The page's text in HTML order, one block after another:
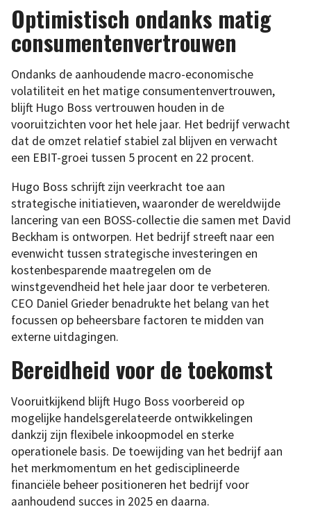
Optimistisch ondanks matig
consumentenvertrouwen
Ondanks de aanhoudende macro-economische
volatiliteit en het matige consumentenvertrouwen,
blijft Hugo Boss vertrouwen houden in de
vooruitzichten voor het hele jaar. Het bedrijf verwacht
dat de omzet relatief stabiel zal blijven en verwacht
een EBIT-groei tussen 5 procent en 22 procent.
Hugo Boss schrijft zijn veerkracht toe aan
strategische initiatieven, waaronder de wereldwijde
lancering van een BOSS-collectie die samen met David
Beckham is ontworpen. Het bedrijf streeft naar een
evenwicht tussen strategische investeringen en
kostenbesparende maatregelen om de
winstgevendheid het hele jaar door te verbeteren.
CEO Daniel Grieder benadrukte het belang van het
focussen op beheersbare factoren te midden van
externe uitdagingen.
Bereidheid voor de toekomst
Vooruitkijkend blijft Hugo Boss voorbereid op
mogelijke handelsgerelateerde ontwikkelingen
dankzij zijn flexibele inkoopmodel en sterke
operationele basis. De toewijding van het bedrijf aan
het merkmomentum en het gedisciplineerde
financiële beheer positioneren het bedrijf voor
aanhoudend succes in 2025 en daarna.